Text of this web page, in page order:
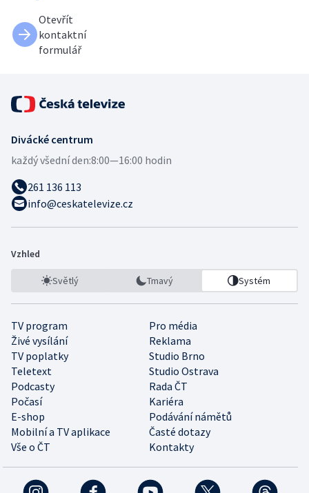
Otevřít
kontaktní
formulář
Divácké centrum
každý všední den:8:00—16:00 hodin
261 136 113
info@ceskatelevize.cz
Vzhled
Světlý Tmavý Systém
TV program
Pro média
Živé vysílání
Reklama
TV poplatky
Studio Brno
Teletext
Studio Ostrava
Podcasty
Rada ČT
Počasí
Kariéra
E-shop
Podávání námětů
Mobilní a TV aplikace
Časté dotazy
Vše o ČT
Kontakty